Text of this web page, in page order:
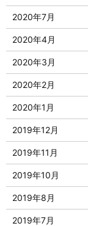
2020年7月
2020年4月
2020年3月
2020年2月
2020年1月
2019年12月
2019年11月
2019年10月
2019年8月
2019年7月